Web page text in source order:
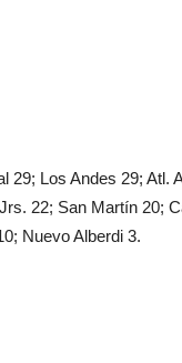
29; Los Andes 29; Atl.
22; San Martín 20;
Nuevo Alberdi 3.